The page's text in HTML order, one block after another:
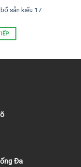
sẵn kiểu 17
Đa